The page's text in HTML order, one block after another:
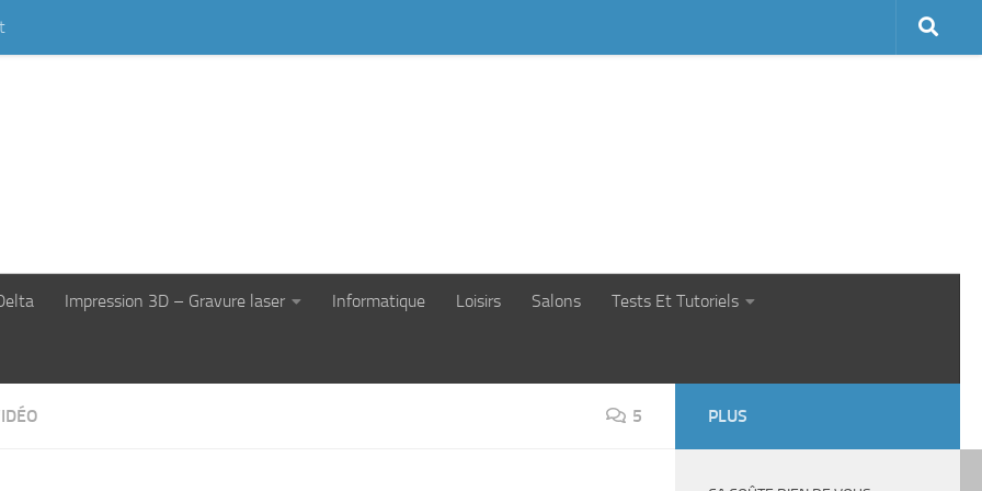
Impression 3D – Gravure laser Informatique Loisirs Salons Tests Et Tutoriels
5 PLUS